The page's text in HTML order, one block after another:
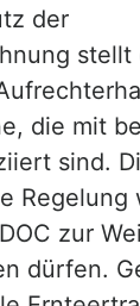
der
stellt
die mit
sind.
Regelung
zur
dürfen.